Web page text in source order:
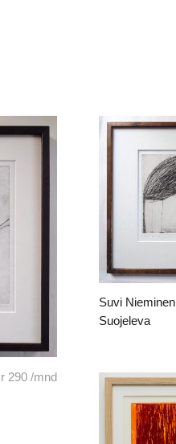
290/mnd
Suvi Nieminen
Suojeleva